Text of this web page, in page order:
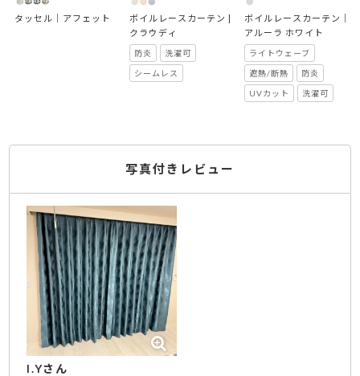
タッセル｜アフェット
ボイルレースカーテン |
クラウディ
防炎 洗濯可
シームレス
ボイルレースカーテン｜
アルーラ ホワイト
ライトウェーブ
遮熱/断熱 防炎
UVカット 洗濯可
写真付きレビュー
I.Yさん